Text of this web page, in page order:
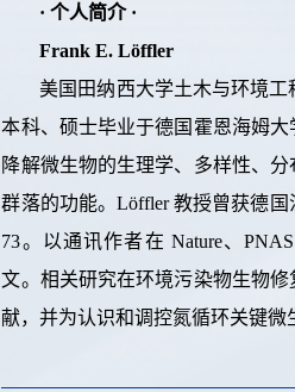
·个人简介 ·
Frank E. Löffler
美国田纳西大学土木与环境工
本科、硕士毕业于德国霍恩海姆
降解微生物的生理学、多样性、
群落的功能。 Löffler教授曾获德国
73。 以通讯作者在 Nature、PNAS
文。相关研究在环境污染物生物
献，并为认识和调控氮循环关键微